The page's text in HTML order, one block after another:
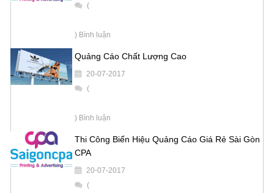
(
) Bình luận
Quảng Cáo Chất Lượng Cao
20-07-2017
(
) Bình luận
Thi Công Biển Hiệu Quảng Cáo Giá Rẻ Sài Gòn
CPA
20-07-2017
(